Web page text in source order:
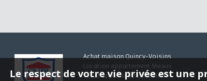
Achat maison Quincy-Voisins
Location appartement Meaux
Achat appartement Meaux
Le respect de votre vie privée est une